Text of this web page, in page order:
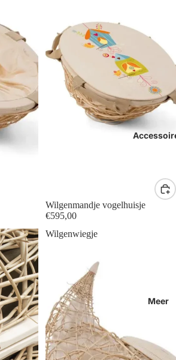
Meer
Wilgenmandje vogelhuisje
€595,00
Wilgenwiegje